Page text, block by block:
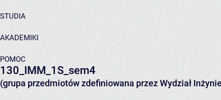
STUDIA
AKADEMIKI
POMOC
130_IMM_1S_sem4
(grupa przedmiotów zdefiniowana przez Wydział